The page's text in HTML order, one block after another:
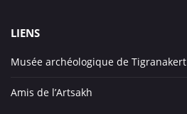
LIENS
Musée archéologique de Tigranakert
Amis de l’Artsakh